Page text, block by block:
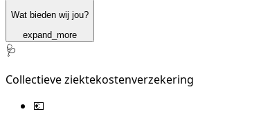
Wat bieden wij jou?
expand_more
🩺
Collectieve ziektekostenverzekering
💶